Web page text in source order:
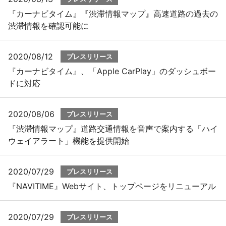
『カーナビタイム』『渋滞情報マップ』高速道路の過去の
渋滞情報を確認可能に
2020/08/12 プレスリリース
『カーナビタイム』、「Apple CarPlay」のダッシュボー
ドに対応
2020/08/06 プレスリリース
『渋滞情報マップ』道路交通情報を音声で案内する「ハイ
ウェイアラート」機能を提供開始
2020/07/29 プレスリリース
『NAVITIME』Webサイト、トップページをリニューアル
2020/07/29 プレスリリース